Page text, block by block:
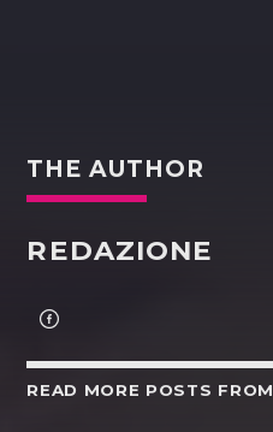
THE AUTHOR
REDAZIONE
READ MORE POSTS FROM